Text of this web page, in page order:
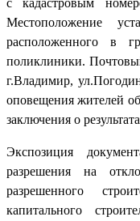
Местоположение
расположенного в
поликлиники.
г.Владимир,
оповещения жителей
заключения о
Экспозиция
разрешения на
разрешенного
капитального